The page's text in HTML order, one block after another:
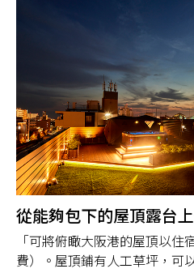
從能夠包下的屋頂露台
「可將俯瞰大阪港的屋頂以
費）。屋頂鋪有人工草坪，可